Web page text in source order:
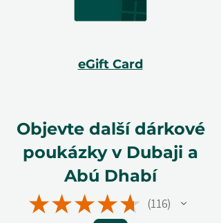
eGift Card
Objevte další dárkové
poukázky v Dubaji a
Abú Dhabí
★★★★★ 116
116